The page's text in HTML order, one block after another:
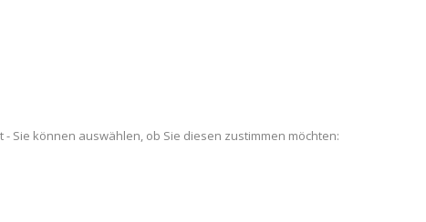
Sie können auswählen, ob Sie diesen zustimmen möchten: